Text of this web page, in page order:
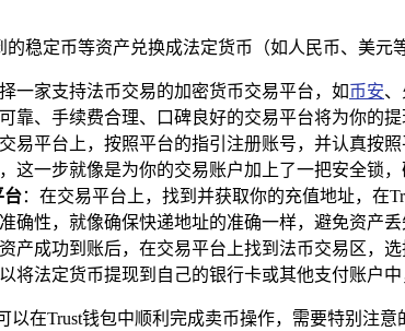
稳定币等资产兑换成法定货币（如人民币、美元
一家支持法币交易的加密货币交易平台，如币安
靠、手续费合理、口碑良好的交易平台将为你的提
易平台上，按照平台的指引注册账号，并认真按
这一步就像是为你的交易账户加上了一把安全锁，
台：在交易平台上，找到并获取你的充值地址，在
确性，就像确保快递地址的准确一样，避免资产丢
产成功到账后，在交易平台上找到法币交易区，
将法定货币提现到自己的银行卡或其他支付账户中
以在Trust钱包中顺利完成卖币操作，需要特别注